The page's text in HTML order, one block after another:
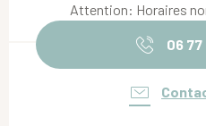
Attention: Horaires
06 77